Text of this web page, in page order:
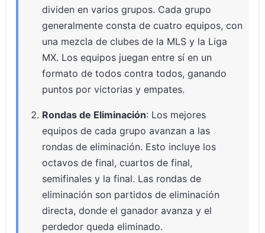
dividen en varios grupos. Cada grupo
generalmente consta de cuatro equipos, con
una mezcla de clubes de la MLS y la Liga
MX. Los equipos juegan entre sí en un
formato de todos contra todos, ganando
puntos por victorias y empates.
Rondas de Eliminación: Los mejores
equipos de cada grupo avanzan a las
rondas de eliminación. Esto incluye los
octavos de final, cuartos de final,
semifinales y la final. Las rondas de
eliminación son partidos de eliminación
directa, donde el ganador avanza y el
perdedor queda eliminado.